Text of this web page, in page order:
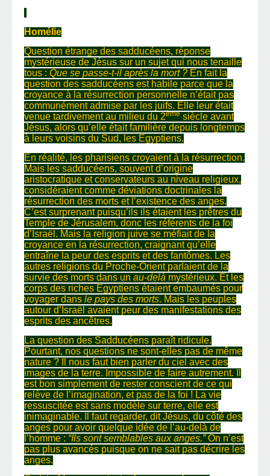
Homélie
Question étrange des sadducéens, réponse
mystérieuse de Jésus sur un sujet qui nous tenaille
tous : Que se passe-t-il après la mort ? En fait la
question des sadducéens est habile parce que la
croyance à la résurrection personnelle n’était pas
communément admise par les juifs. Elle leur était
venue tardivement au milieu du 2ème siècle avant
Jésus, alors qu’elle était familière depuis longtemps
à leurs voisins du Sud, les Égyptiens.
En réalité, les pharisiens croyaient à la résurrection.
Mais les sadducéens, souvent d’origine
aristocratique et conservateurs au niveau religieux,
considéraient comme déviations doctrinales la
résurrection des morts et l’existence des anges.
C’est surprenant puisqu’ils ils étaient les prêtres du
Temple de Jérusalem, donc les référents de la foi
d’Israël. Mais la religion juive se méfiait de la
croyance en la résurrection, craignant qu’elle
entraîne la peur des esprits et des fantômes. Les
autres religions du Proche-Orient parlaient de la
survie des morts dans un au-delà mystérieux. Et les
corps des riches Égyptiens étaient embaumés pour
voyager dans le pays des morts. Mais les peuples
autour d’Israël avaient peur des manifestations des
esprits des ancêtres.
La question des Sadducéens paraît ridicule.
Pourtant, nos questions ne sont-elles pas de même
nature ? Il nous faut bien parler du ciel avec des
images de la terre. Impossible de faire autrement. Il
est bon simplement de rester conscient de ce qui
relève de l’imagination, et pas de la foi ! La vie
ressuscitée est sans modèle sur terre, elle est
inimaginable. Il faut regarder, dit Jésus, du côté des
anges pour avoir quelque idée de l’au-delà de
l’homme : “Ils sont semblables aux anges.”On n’est
pas plus avancés puisque on ne sait pas décrire les
anges.